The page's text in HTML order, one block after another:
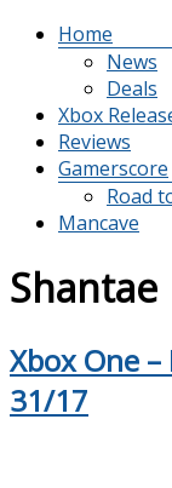
Home
News
Deals
Xbox
Reviews
Gamerscore
Road
Mancave
Shantae
Xbox One
31/17